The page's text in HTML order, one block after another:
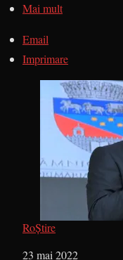
Mai mult
Email
Imprimare
RoȘtire
Dată
23 mai 2022